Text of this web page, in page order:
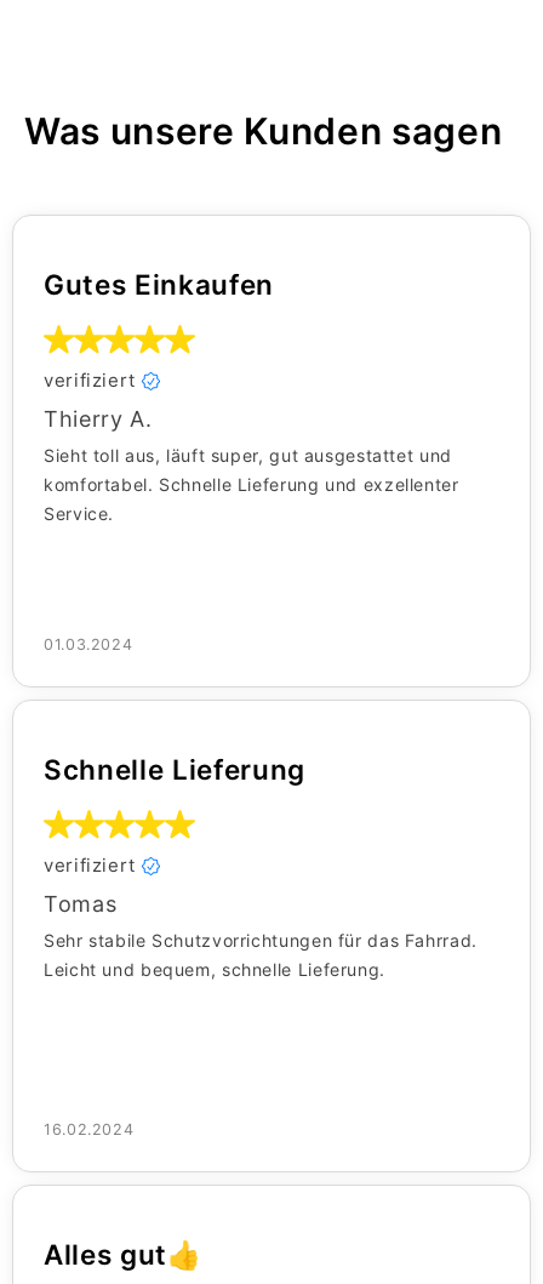
Was unsere Kunden sagen
Gutes Einkaufen
verifiziert
Thierry A.
Sieht toll aus, läuft super, gut ausgestattet und
komfortabel. Schnelle Lieferung und exzellenter
Service.
01.03.2024
Schnelle Lieferung
verifiziert
Tomas
Sehr stabile Schutzvorrichtungen für das Fahrrad.
Leicht und bequem, schnelle Lieferung.
16.02.2024
Alles gut👍